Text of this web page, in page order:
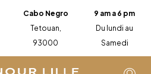
Cabo Negro
Tetouan,
93000
9 am a 6 pm
Du lundi au
Samedi